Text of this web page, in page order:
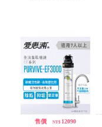
售價 /NT$ 12090